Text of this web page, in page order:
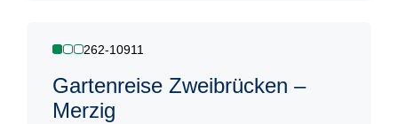
262-10911
Gartenreise Zweibrücken –
Merzig